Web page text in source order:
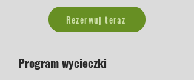
Rezerwuj teraz
Program wycieczki